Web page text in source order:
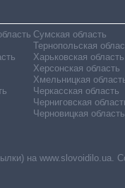
Сумская область
Тернопольская
Харьковская область
Херсонская область
Хмельницкая
Черкасская область
Черниговская
Черновицкая область
на www.slovoidilo.ua.